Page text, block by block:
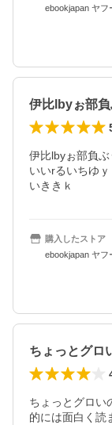
ebookjapan ヤフ
伊比lbyぉ部
伊比lbyぉ部負
いいrるいちゆ
いききｋ
購入したストア
ebookjapan ヤフ
ちょっとグロい
的には面白く読